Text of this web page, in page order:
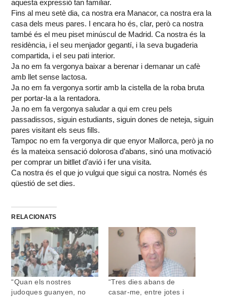
aquesta expressió tan familiar.
Fins al meu setè dia, ca nostra era Manacor, ca nostra era la
casa dels meus pares. I encara ho és, clar, però ca nostra
també és el meu piset minúscul de Madrid. Ca nostra és la
residència, i el seu menjador gegantí, i la seva bugaderia
compartida, i el seu pati interior.
Ja no em fa vergonya baixar a berenar i demanar un cafè
amb llet sense lactosa.
Ja no em fa vergonya sortir amb la cistella de la roba bruta
per portar-la a la rentadora.
Ja no em fa vergonya saludar a qui em creu pels
passadissos, siguin estudiants, siguin dones de neteja, siguin
pares visitant els seus fills.
Tampoc no em fa vergonya dir que enyor Mallorca, però ja no
és la mateixa sensació dolorosa d’abans, sinó una motivació
per comprar un bitllet d’avió i fer una visita.
Ca nostra és el que jo vulgui que sigui ca nostra. Només és
qüestió de set dies.
RELACIONATS
“Quan els nostres
judoques guanyen, no
“Tres dies abans de
casar-me, entre jotes i